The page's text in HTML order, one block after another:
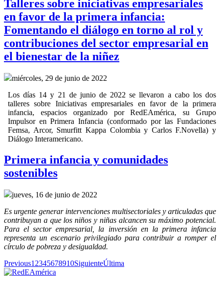
Talleres sobre iniciativas empresariales
en favor de la primera infancia:
Fomentando el diálogo en torno al rol y
contribuciones del sector empresarial en
el bienestar de la niñez
miércoles, 29 de junio de 2022
Los días 14 y 21 de junio de 2022 se llevaron a cabo los dos
talleres sobre Iniciativas empresariales en favor de la primera
infancia, espacios organizado por RedEAmérica, su Grupo
Impulsor en Primera Infancia (conformado por las Fundaciones
Femsa, Arcor, Smurfitt Kappa Colombia y Carlos F.Novella) y
Diálogo Interamericano.
Primera infancia y comunidades
sostenibles
jueves, 16 de junio de 2022
Es urgente generar intervenciones multisectoriales y articuladas que
contribuyan a que los niños y niñas alcancen su máximo potencial.
Para el sector empresarial, la inversión en la primera infancia
representa un escenario privilegiado para contribuir a romper el
círculo de pobreza y desigualdad.
Previous1 2345678910SiguienteÚltima